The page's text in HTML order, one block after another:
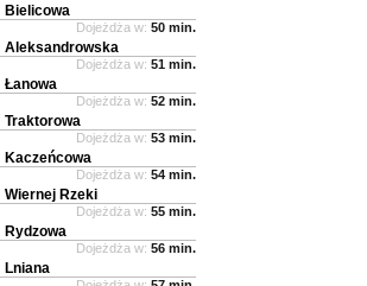
Bielicowa
Dojeżdża w: 50 min.
Aleksandrowska
Dojeżdża w: 51 min.
Łanowa
Dojeżdża w: 52 min.
Traktorowa
Dojeżdża w: 53 min.
Kaczeńcowa
Dojeżdża w: 54 min.
Wiernej Rzeki
Dojeżdża w: 55 min.
Rydzowa
Dojeżdża w: 56 min.
Lniana